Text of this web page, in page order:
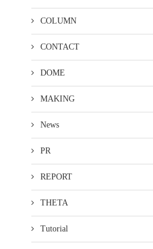
COLUMN
CONTACT
DOME
MAKING
News
PR
REPORT
THETA
Tutorial